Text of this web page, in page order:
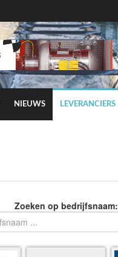
NIEUWS LEVERANCIERS
Zoeken op bedrijfsnaam: